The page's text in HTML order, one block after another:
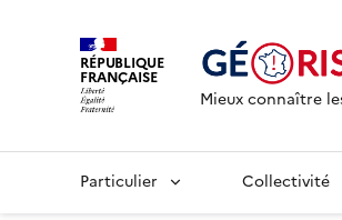
RÉPUBLIQUE
FRANÇAISE
Mieux connaître
Particulier Collectivité